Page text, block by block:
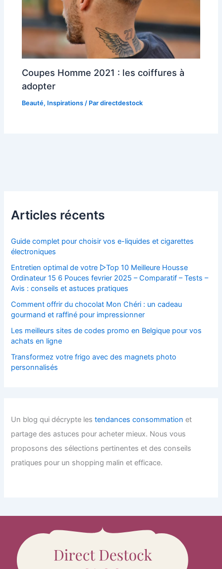
Coupes Homme 2021 : les coiffures à
adopter
Beauté, Inspirations / Pardirectdestock
Articles récents
Guide complet pour choisir vos e-liquides et cigarettes
électroniques
Entretien optimal de votre ▷Top 10 Meilleure Housse
Ordinateur 15 6 Pouces fevrier 2025 – Comparatif – Tests –
Avis : conseils et astuces pratiques
Comment offrir du chocolat Mon Chéri : un cadeau
gourmand et raffiné pour impressionner
Les meilleurs sites de codes promo en Belgique pour vos
achats en ligne
Transformez votre frigo avec des magnets photo
personnalisés
Un blog qui décrypte lestendances consommation et
partage des astuces pour acheter mieux. Nous vous
proposons des sélections pertinentes et des conseils
pratiques pour un shopping malin et efficace.